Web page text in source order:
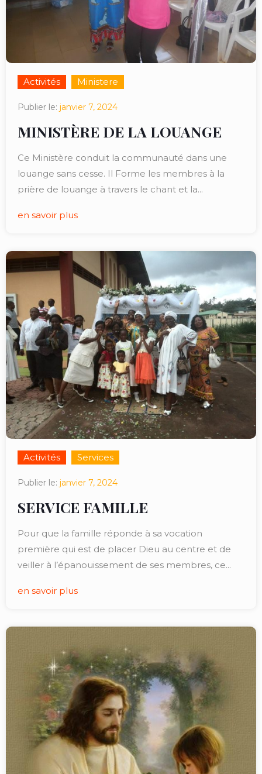
Activités Ministere
Publier le: janvier 7, 2024
MINISTÈRE DE LA LOUANGE
Ce Ministère conduit la communauté dans une
louange sans cesse. Il Forme les membres à la
prière de louange à travers le chant et la...
en savoir plus
Activités Services
Publier le: janvier 7, 2024
SERVICE FAMILLE
Pour que la famille réponde à sa vocation
première qui est de placer Dieu au centre et de
veiller à l’épanouissement de ses membres, ce...
en savoir plus